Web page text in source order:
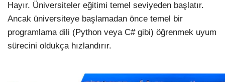
Hayır. Üniversiteler eğitimi temel seviyeden başlatır.
Ancak üniversiteye başlamadan önce temel bir
programlama dili (Python veya C# gibi) öğrenmek uyum
sürecini oldukça hızlandırır.